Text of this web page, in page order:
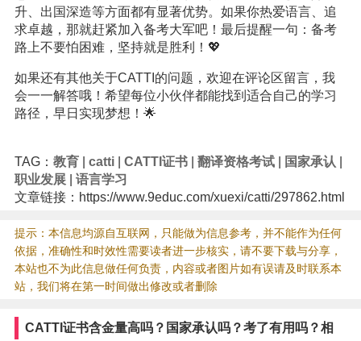
升、出国深造等方面都有显著优势。如果你热爱语言、追
求卓越，那就赶紧加入备考大军吧！最后提醒一句：备考
路上不要怕困难，坚持就是胜利！💖
如果还有其他关于CATTI的问题，欢迎在评论区留言，我
会一一解答哦！希望每位小伙伴都能找到适合自己的学习
路径，早日实现梦想！🌟
TAG： 教育| catti| CATTI证书| 翻译资格考试| 国家承认
职业发展| 语言学习
文章链接：https://www.9educ.com/xuexi/catti/297862.html
提示：本信息均源自互联网，只能做为信息参考，并不能作为任何
依据，准确性和时效性需要读者进一步核实，请不要下载与分享，
本站也不为此信息做任何负责，内容或者图片如有误请及时联系本
站，我们将在第一时间做出修改或者删除
CATTI证书含金量高吗？国家承认吗？考了有用吗？相